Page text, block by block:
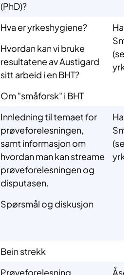
(PhD)?
Hva er yrkeshygiene?
Hvordan kan vi bruke
resultatene av Austigard
sitt arbeid i en BHT?
Om "småforsk" i BHT
Innledning til temaet for
prøveforelesningen,
samt informasjon om
hvordan man kan streame
prøveforelesningen og
disputasen.
Spørsmål og diskusjon
Bein strekk
Prøveforelesning Åse